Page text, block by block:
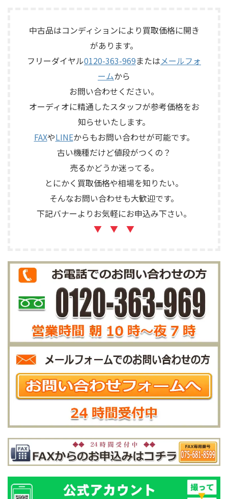
右チャンネルの音出し、入力
切替、ボリューム、トーンコン
トロール、MMフォノ入力、バ
ランス出力、データポート、
外観コンディション、リモコン
など付属品の有無を確認しな
がら査定いたしました。 買取
ー：McIntosh / マッキントッ
いとのご相談をいただいたも
S7Rは、Olympus専用エンクロ
ージャーにLE15Aウーファー、
PR15パッシブラジエーター、
LE85ドライバー、HL91ホー
ン、LX5ネットワークなどを組
み合わせたヴィンテージJBLの
スピーカーシステムです。査定
では、左右ペアの音 ...
中古品はコンディションにより買取価格に開き
があります。
フリーダイヤル0120-363-969またはメールフォ
ームから
お問い合わせください。
オーディオに精通したスタッフが参考価格をお
知らせいたします。
FAXやLINEからもお問い合わせが可能です。
古い機種だけど値段がつくの？
売るかどうか迷ってる。
とにかく買取価格や相場を知りたい。
そんなお問い合わせも大歓迎です。
下記バナーよりお気軽にお申込み下さい。
▼ ▼ ▼